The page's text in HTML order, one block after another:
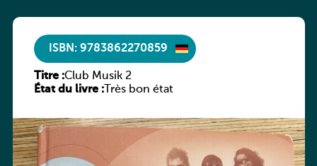
ISBN: 9783862270859
Titre :Club Musik 2
État du livre :Très bon état